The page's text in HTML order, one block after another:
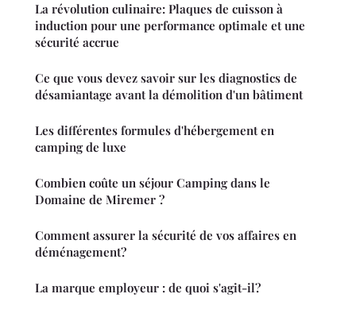
La révolution culinaire: Plaques de cuisson à
induction pour une performance optimale et une
sécurité accrue
Ce que vous devez savoir sur les diagnostics de
désamiantage avant la démolition d'un bâtiment
Les différentes formules d'hébergement en
camping de luxe
Combien coûte un séjour Camping dans le
Domaine de Miremer ?
Comment assurer la sécurité de vos affaires en
déménagement?
La marque employeur : de quoi s'agit-il?